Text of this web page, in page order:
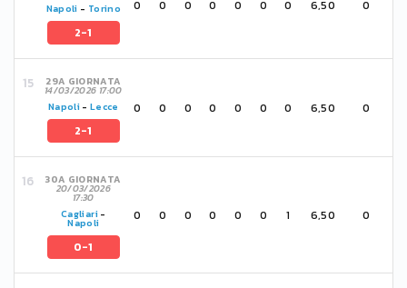
Napoli - Torino
2-1
0 0 0 0 0 0 0 6,50 0
29A GIORNATA
14/03/2026 17:00
Napoli -Lecce
2-1
0 0 0 0 0 0 0 6,50 0
30A GIORNATA
20/03/2026
17:30
Cagliari-
Napoli
0-1
0 0 0 0 0 0 1 6,50 0